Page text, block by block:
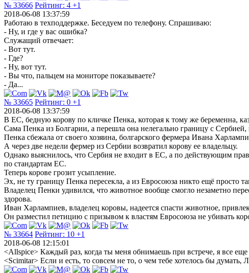
№ 33666 Рейтинг: 4 +1
2018-06-08 13:37:59
Работаю в техподдержке. Беседуем по телефону. Спрашиваю:
- Ну, и где у вас ошибка?
Служащий отвечает:
- Вот тут.
- Где?
- Ну, вот тут.
- Вы что, пальцем на мониторе показываете?
- Да...
№ 33665 Рейтинг: 0 +1
2018-06-08 13:37:59
В ЕС, бедную корову по кличке Пенка, которая к тому же беременна,
Сама Пенка из Болгарии, а перешла она нелегально границу с
Пенка сбежала от своего хозяина, болгарского фермера Ивана
А через две недели фермер из Сербии возвратил корову ее владельцу.
Однако выяснилось, что Сербия не входит в ЕС, а по действующим
по стандартам ЕС.
Теперь корове грозит усыпление.
Эх, не ту границу Пенка пересекла, а из Евросоюза никто ещё просто
Владелец Пенки удивился, что животное вообще смогло незаметно
здорова.
Иван Харлампиев, владелец коровы, надеется спасти животное,
Он разместил петицию с призывом к властям Евросоюза не убивать
№ 33664 Рейтинг: 10 +1
2018-06-08 12:15:01
<Allspice> Каждый раз, когда ты меня обнимаешь при встрече, я все
<Scimitar> Если и есть, то совсем не то, о чем тебе хотелось бы